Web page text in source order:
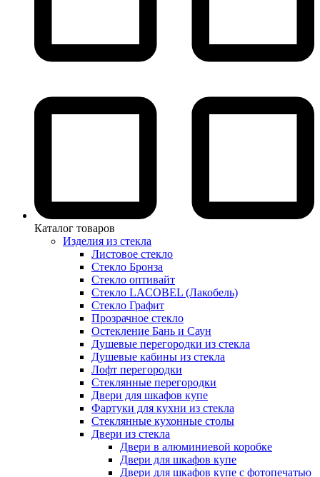
Каталог товаров
Изделия из стекла
Листовое стекло
Стекло Бронза
Стекло оптивайт
Стекло LACOBEL (Лакобель)
Стекло Графит
Прозрачное стекло
Остекление Бань и Саун
Душевые перегородки из стекла
Душевые кабины из стекла
Лофт перегородки
Стеклянные перегородки
Двери для шкафов купе
Фартуки для кухни из стекла
Стеклянные кухонные столы
Двери из стекла
Двери в алюминиевой коробке
Двери для шкафов купе
Двери для шкафов купе с фотопечатью